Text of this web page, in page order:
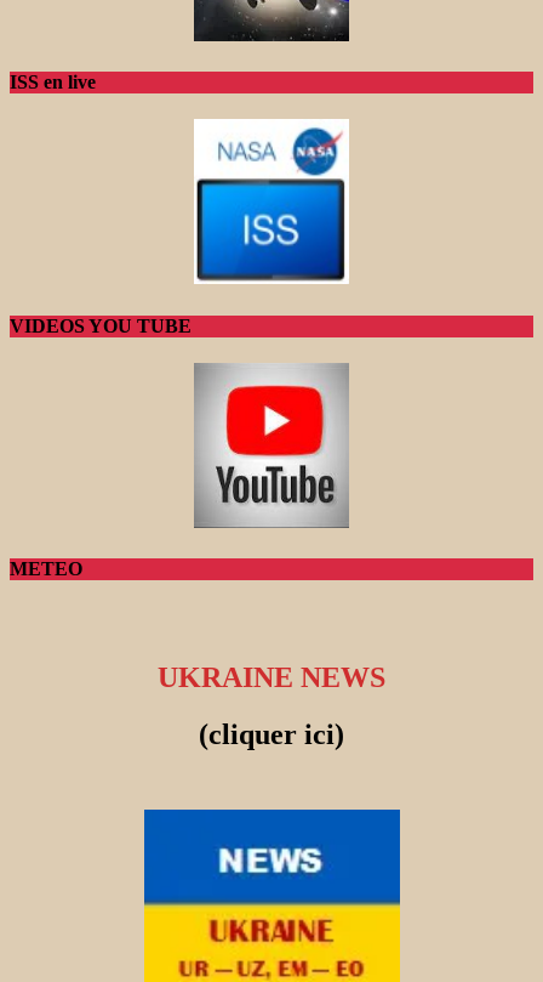
ISS en live
VIDEOS YOU TUBE
METEO
UKRAINE NEWS
(cliquer ici)